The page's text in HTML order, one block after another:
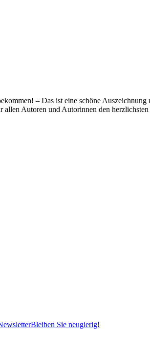
– Das ist eine schöne
allen Autoren und Autorinnen den
Bleiben Sie neugierig!